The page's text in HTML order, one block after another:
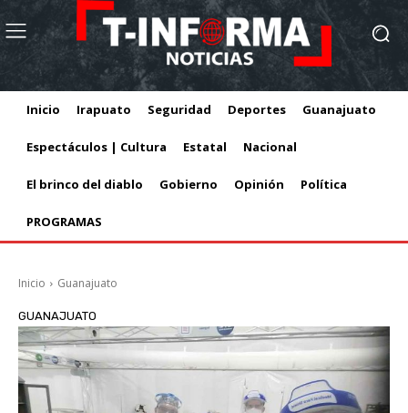
Inicio Irapuato Seguridad Deportes Guanajuato
Espectáculos | Cultura Estatal Nacional
El brinco del diablo Gobierno Opinión Política
PROGRAMAS
Inicio Guanajuato
GUANAJUATO